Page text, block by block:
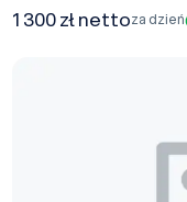
1 300 zł nettoza dzień